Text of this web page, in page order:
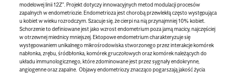
modelowej linii 12Z” . Projekt dotyczy innowacyjnych metod modulacji procesów
zapalnych w endometriozie. Endometrioza jest chorobą przewlekłą często występująca
u kobiet w wieku rozrodczym. Szacuje się, że cierpi na nią przynajmniej 10% kobiet.
Schorzenie to definiowane jest jako wzrost endometrium poza jamą macicy, najczęściej
w otrzewnej miednicy mniejszej. Ektopowe endometrium charakteryzuje się
występowaniem unikalnego mikrośrodowiska stworzonego przez interakcje komórek
nabłonka, zrębu, śródbłonka, komórek gruczołowych oraz komórek należących do
układu immunologicznego, które zdominowane jest przez sygnały endokrynne,
angiogenne oraz zapalne. Objawy endometriozy znacząco pogarszają jakość życia